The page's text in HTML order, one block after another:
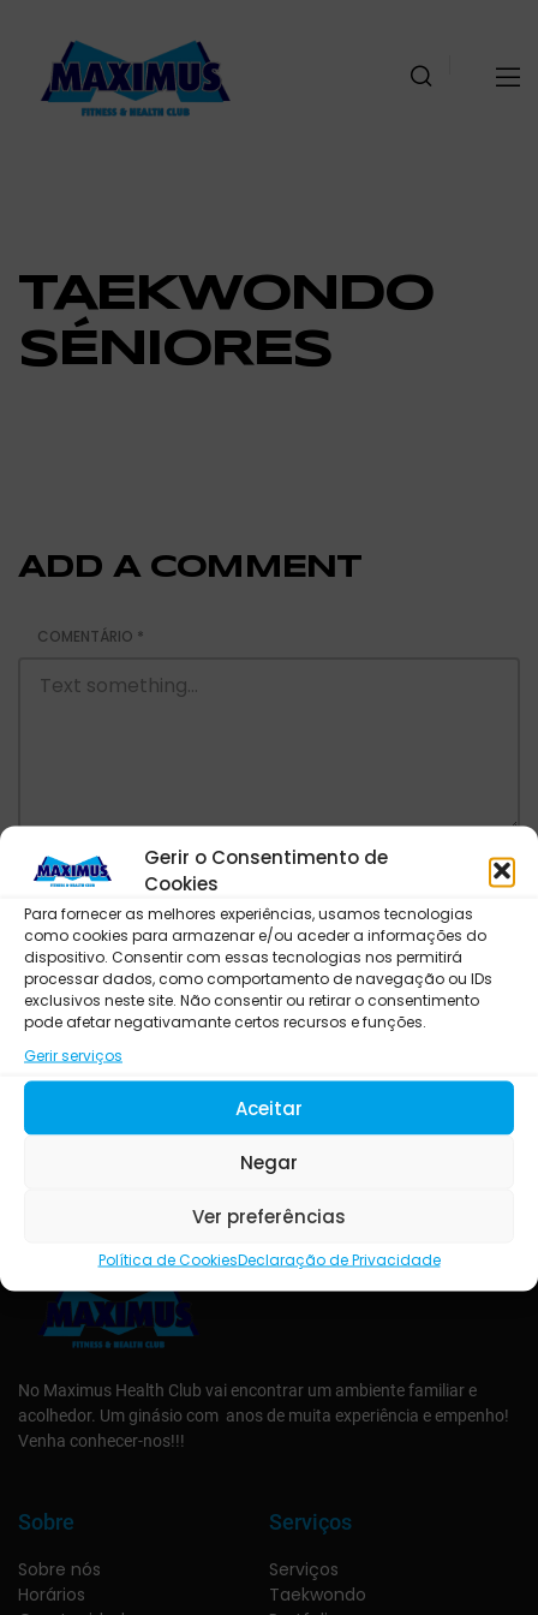
Gerir o Consentimento de
Cookies
Para fornecer as melhores experiências, usamos tecnologias
como cookies para armazenar e/ou aceder a informações do
dispositivo. Consentir com essas tecnologias nos permitirá
processar dados, como comportamento de navegação ou IDs
exclusivos neste site. Não consentir ou retirar o consentimento
pode afetar negativamante certos recursos e funções.
Gerir serviços
Aceitar
Negar
Ver preferências
Política de CookiesDeclaração de Privacidade
TAEKWONDO
SÉNIORES
ADD A COMMENT
COMENTÁRIO *
NOME* EMAIL*
No Maximus Health Club vai encontrar um ambiente familiar e
acolhedor. Um ginásio com anos de muita experiência e empenho!
Venha conhecer-nos!!!
Sobre
Sobre nós
Horários
Serviços
Serviços
Taekwondo